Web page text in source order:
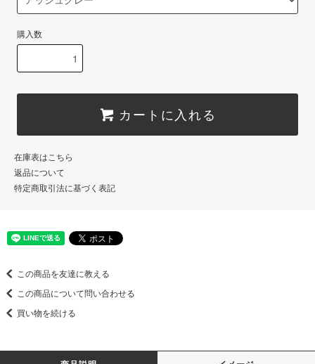
購入数
カートに入れる
在庫表はこちら
返品について
特定商取引法に基づく表記
この商品を友達に教える
この商品について問い合わせる
買い物を続ける